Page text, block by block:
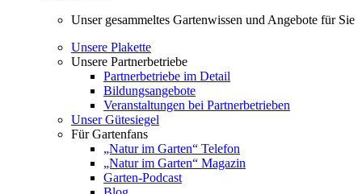
Unser gesammeltes Gartenwissen und Angebote für Sie
Unsere Plakette
Unsere Partnerbetriebe
Partnerbetriebe im Detail
Bildungsangebote
Veranstaltungen bei Partnerbetrieben
Unser Gütesiegel
Für Gartenfans
„Natur im Garten“ Telefon
„Natur im Garten“ Magazin
Garten-Podcast